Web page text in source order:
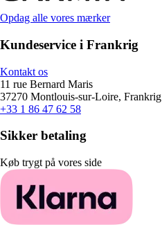
Opdag alle vores mærker
Kundeservice i Frankrig
Kontakt os
11 rue Bernard Maris
37270 Montlouis-sur-Loire, Frankrig
+33 1 86 47 62 58
Sikker betaling
Køb trygt på vores side